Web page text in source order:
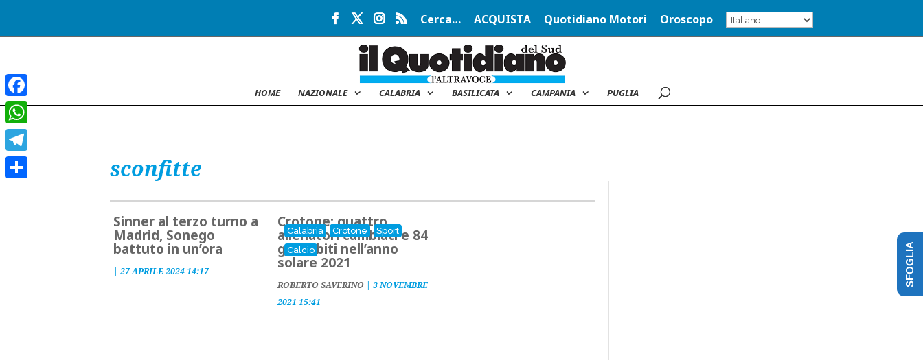
Cerca… ACQUISTA Quotidiano Motori Oroscopo
HOME NAZIONALE CALABRIA BASILICATA CAMPANIA PUGLIA
sconfitte
Sinner al terzo turno a
Madrid, Sonego
battuto in un’ora
| 27 APRILE 2024 14:17
Calabria Crotone
Sport
Calcio
Crotone: quattro
allenatori cambiati e 84
gol subiti nell’anno
solare 2021
ROBERTO SAVERINO |3 NOVEMBRE
2021 15:41
Facebook
WhatsApp
Telegram
SFOGLIA